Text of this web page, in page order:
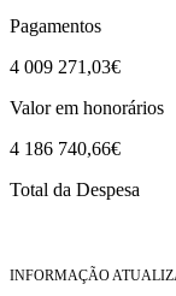
Pagamentos
4 009 271,03€
Valor em honorários
4 186 740,66€
Total da Despesa
INFORMAÇÃO